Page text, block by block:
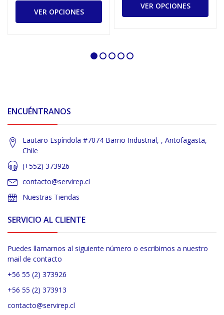
VER OPCIONES
VER OPCIONES
ENCUÉNTRANOS
Lautaro Espíndola #7074 Barrio Industrial, , Antofagasta,
Chile
(+552) 373926
contacto@servirep.cl
Nuestras Tiendas
SERVICIO AL CLIENTE
Puedes llamarnos al siguiente número o escribirnos a nuestro
mail de contacto
+56 55 (2) 373926
+56 55 (2) 373913
contacto@servirep.cl